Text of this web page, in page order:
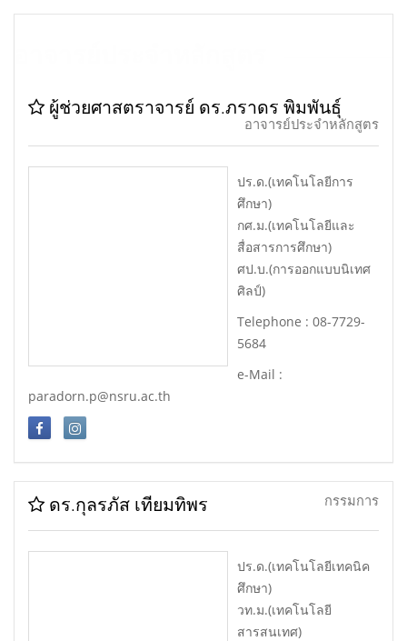
ผู้ช่วยศาสตราจารย์ ดร.ภราดร พิมพันธุ์
อาจารย์ประจำหลักสูตร
ปร.ด.(เทคโนโลยีการ
ศึกษา)
กศ.ม.(เทคโนโลยีและ
สื่อสารการศึกษา)
ศป.บ.(การออกแบบนิเทศ
ศิลป์)
Telephone : 08-7729-
5684
e-Mail :
paradorn.p@nsru.ac.th
ดร.กุลรภัส เทียมทิพร กรรมการ
ปร.ด.(เทคโนโลยีเทคนิค
ศึกษา)
วท.ม.(เทคโนโลยี
สารสนเทศ)